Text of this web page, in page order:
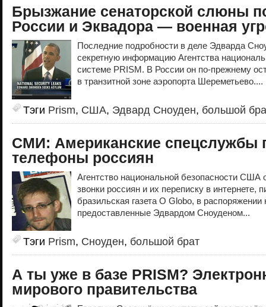
Брызжание сенаторской слюны
России и Эквадора — военная
Последние подробности в деле Эдварда
секретную информацию Агентства
системе PRISM. В России он по-прежнему
в транзитной зоне аэропорта Шереметьево....
Тэги Prism, США, Эдвард Сноуден, большой
СМИ: Американские спецслужбы
телефоны россиян
Агентство национальной безопасности
звонки россиян и их переписку в интернете,
бразильская газета O Globo, в распоряжении
предоставленные Эдвардом Сноуденом...
Тэги Prism, Сноуден, большой брат
А ты уже в базе PRISM?
мирового правительства